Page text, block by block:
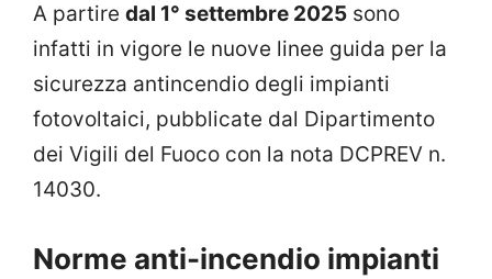
A partire dal 1° settembre 2025 sono
infatti in vigore le nuove linee guida per la
sicurezza antincendio degli impianti
fotovoltaici, pubblicate dal Dipartimento
dei Vigili del Fuoco con la nota DCPREV n.
14030.
Norme anti-incendio impianti